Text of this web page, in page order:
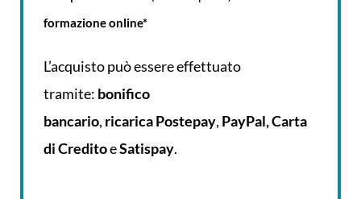
formazione online*
L’acquisto può essere effettuato
tramite: bonifico
bancario, ricaricaPostepay, PayPal, Carta
di CreditoeSatispay.